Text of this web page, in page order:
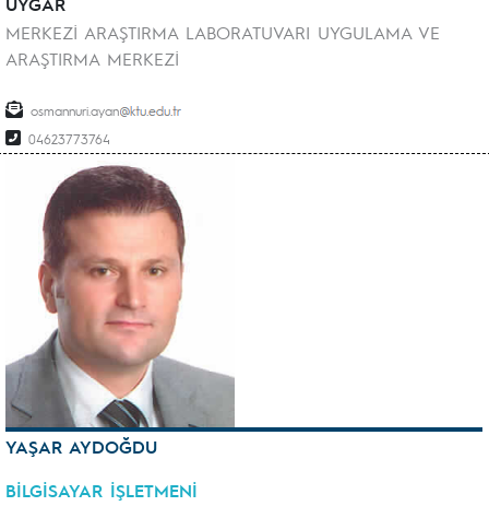
MERKEZİ ARAŞTIRMA LABORATUVARI UYGULAMA VE
ARAŞTIRMA MERKEZİ
osmannuri.ayan
04623773764
YAŞAR AYDOĞDU
BİLGİSAYAR İŞLETMENİ